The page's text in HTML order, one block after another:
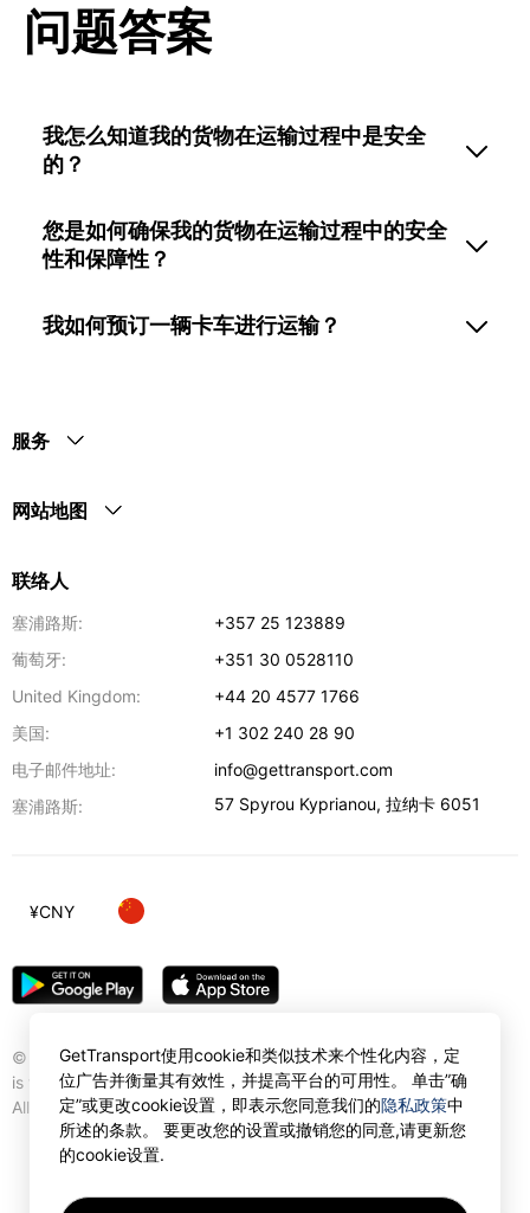
问题答案
我怎么知道我的货物在运输过程中是安全
的？
您是如何确保我的货物在运输过程中的安全
性和保障性？
我如何预订一辆卡车进行运输？
服务
网站地图
联络人
塞浦路斯:
+357 25 123889
葡萄牙:
+351 30 0528110
United Kingdom:
+44 20 4577 1766
美国:
+1 302 240 28 90
电子邮件地址:
info@gettransport.com
塞浦路斯:
57 Spyrou Kyprianou,拉纳卡 6051
© Gettransport International Limited. GetTransport®
is trademark of Gettransport International Limited.
All rights reserved.
¥CNY
GetTransport使用cookie和类似技术来个性化内容，定
位广告并衡量其有效性，并提高平台的可用性。 单击”确
定”或更改cookie设置，即表示您同意我们的隐私政策中
所述的条款。 要更改您的设置或撤销您的同意,请更新您
的cookie设置.